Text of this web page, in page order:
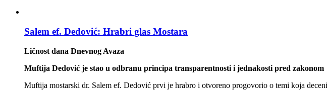
Salem ef. Dedović: Hrabri glas Mostara
Ličnost dana Dnevnog Avaza
Muftija Dedović je stao u odbranu principa transparentnosti i jednakosti pred zakonom
Muftija mostarski dr. Salem ef. Dedović prvi je hrabro i otvoreno progovorio o temi koja